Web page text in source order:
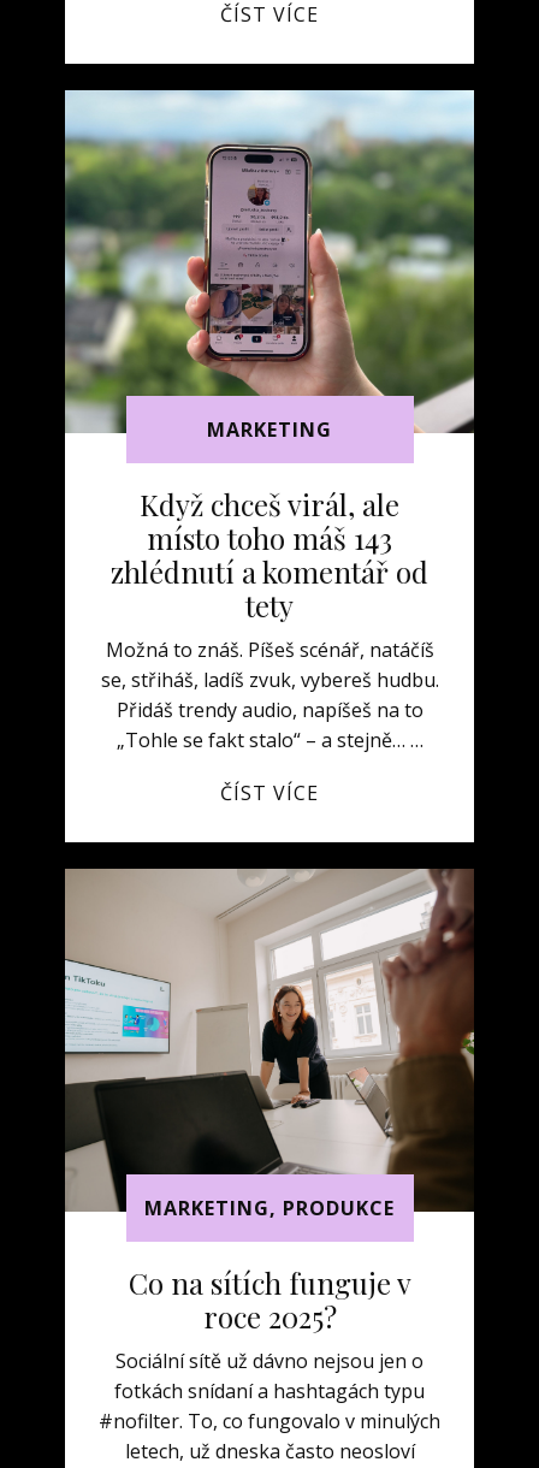
ČÍST VÍCE
MARKETING
Když chceš virál, ale
místo toho máš 143
zhlédnutí a komentář od
tety
Možná to znáš. Píšeš scénář, natáčíš
se, střiháš, ladíš zvuk, vybereš hudbu.
Přidáš trendy audio, napíšeš na to
„Tohle se fakt stalo“ – a stejně… …
ČÍST VÍCE
MARKETING, PRODUKCE
Co na sítích funguje v
roce 2025?
Sociální sítě už dávno nejsou jen o
fotkách snídaní a hashtagách typu
#nofilter. To, co fungovalo v minulých
letech, už dneska často neosloví